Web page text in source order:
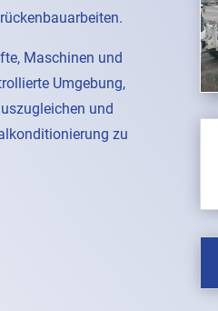
Maschinen und
Umgebung,
und
zu